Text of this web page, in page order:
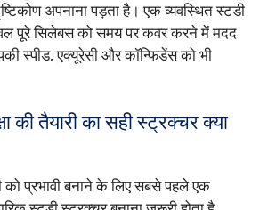
अपनाना पड़ता है। एक व्यवस्थित स्टडी
पूरे सिलेबस को समय पर कवर करने में मदद
स्पीड, एक्यूरेसी और कॉन्फिडेंस को भी
की तैयारी का सही स्ट्रक्चर क्या
को प्रभावी बनाने के लिए सबसे पहले एक